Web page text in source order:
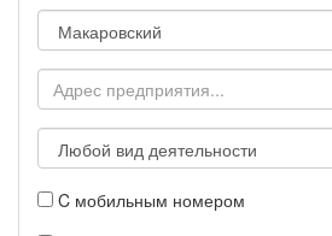
C мобильным номером